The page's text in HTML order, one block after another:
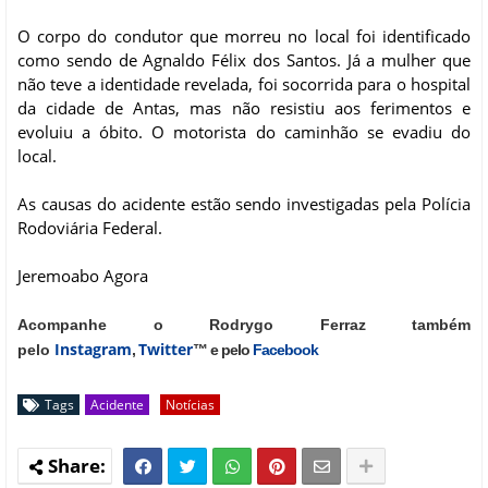
O corpo do condutor que morreu no local foi identificado
como sendo de Agnaldo Félix dos Santos. Já a mulher que
não teve a identidade revelada, foi socorrida para o hospital
da cidade de Antas, mas não resistiu aos ferimentos e
evoluiu a óbito. O motorista do caminhão se evadiu do
local.
As causas do acidente estão sendo investigadas pela Polícia
Rodoviária Federal.
Jeremoabo Agora
Acompanhe o Rodrygo Ferraz também
pelo Instagram,Twitter™ e pelo Facebook
Tags Acidente Notícias